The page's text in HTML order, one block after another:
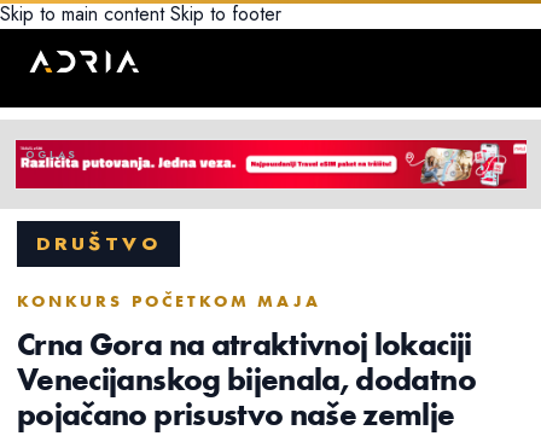
Skip to main content Skip to footer
DRUŠTVO
KONKURS POČETKOM MAJA
Crna Gora na atraktivnoj lokaciji
Venecijanskog bijenala, dodatno
pojačano prisustvo naše zemlje